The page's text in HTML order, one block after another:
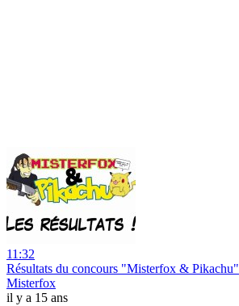
11:32
Résultats du concours "Misterfox & Pikachu"
Misterfox
il y a 15 ans